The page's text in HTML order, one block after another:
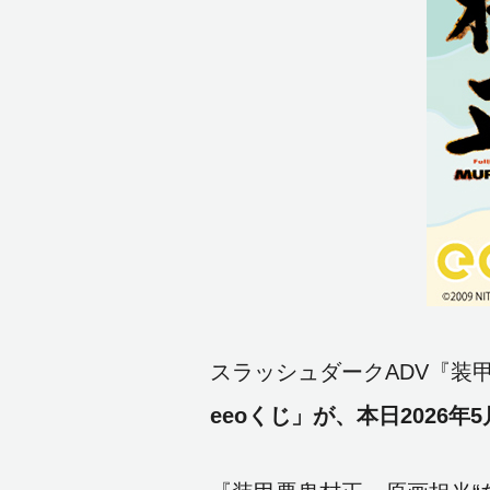
スラッシュダークADV『
eeoくじ」が、本日2026年